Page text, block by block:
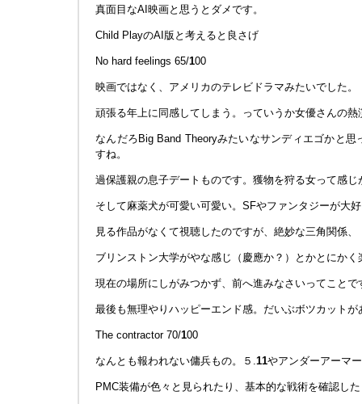
真面目なAI映画と思うとダメです。
Child PlayのAI版と考えると良さげ
No hard feelings 65/100
映画ではなく、アメリカのテレビドラマみたいでした。
頑張る年上に同感してしまう。っていうか女優さんの
なんだろBig Band Theoryみたいなサンディエゴかと
すね。
過保護親の息子デートものです。獲物を狩る女って感じ
そして麻薬犬が可愛い可愛い。SFやファンタジーが大
見る作品がなくて視聴したのですが、絶妙な三角関係、
ブリンストン大学がやな感じ（慶應か？）とかとにかく
現在の場所にしがみつかず、前へ進みなさいってこと
最後も無理やりハッピーエンド感。だいぶボツカットが
The contractor 70/100
なんとも報われない傭兵もの。５.11やアンダーアーマ
PMC装備が色々と見られたり、基本的な戦術を確認し